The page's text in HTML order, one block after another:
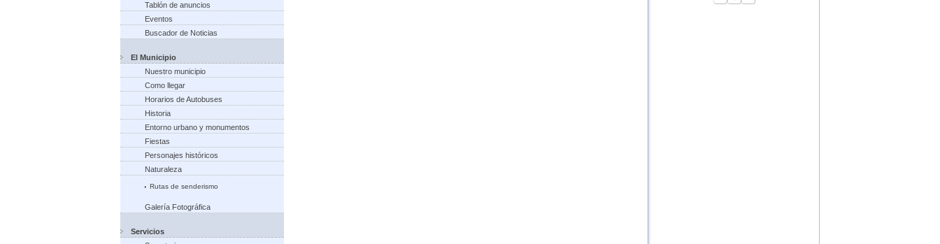
Tablón de anuncios
Eventos
Buscador de Noticias
El Municipio
Nuestro municipio
Como llegar
Horarios de Autobuses
Historia
Entorno urbano y monumentos
Fiestas
Personajes históricos
Naturaleza
Rutas de senderismo
Galería Fotográfica
Servicios